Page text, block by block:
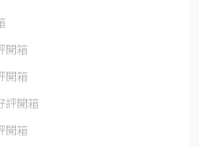
開箱
開箱
評開箱
開箱